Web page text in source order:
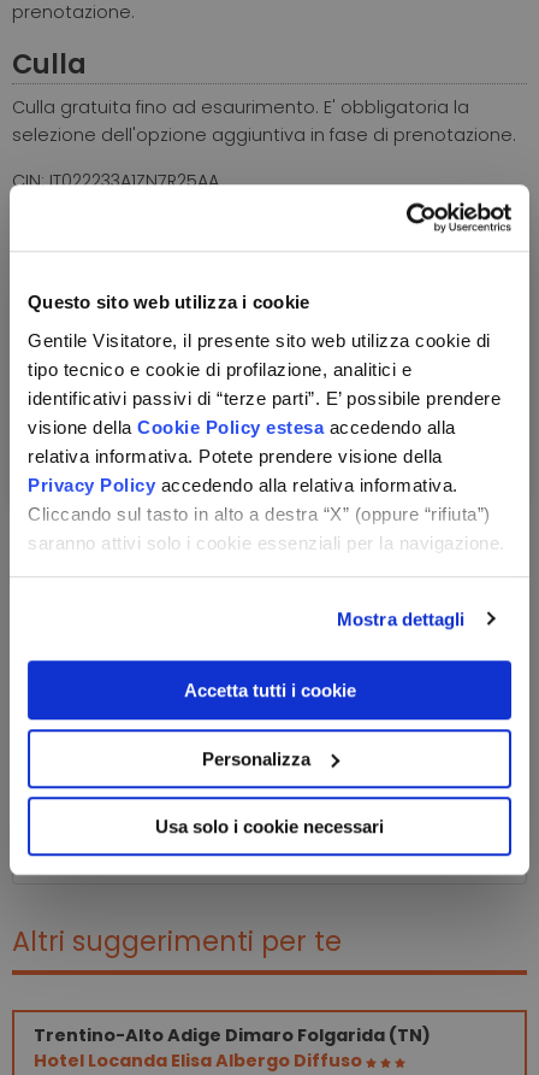
Questo sito web utilizza i cookie
Gentile Visitatore, il presente sito web utilizza cookie di
tipo tecnico e cookie di profilazione, analitici e
identificativi passivi di “terze parti”. E’ possibile prendere
visione della Cookie Policy estesaaccedendo alla
relativa informativa. Potete prendere visione della
Privacy Policy accedendo alla relativa informativa.
Cliccando sul tasto in alto a destra “X” (oppure “rifiuta”)
saranno attivi solo i cookie essenziali per la navigazione.
Mostra dettagli
Accetta tutti i cookie
Personalizza
Usa solo i cookie necessari
prenotazione.
Culla
Culla gratuita fino ad esaurimento. E' obbligatoria la
selezione dell'opzione aggiuntiva in fase di prenotazione.
CIN: IT022233A1ZN7R25AA
Calcola il tuo preventivo
selezionato.
Numero totale dei viaggiatori
Totale viaggiatori, anche se gratuiti
Altri suggerimenti per te
Trentino-Alto Adige Dimaro Folgarida (TN)
Hotel Locanda Elisa Albergo Diffuso